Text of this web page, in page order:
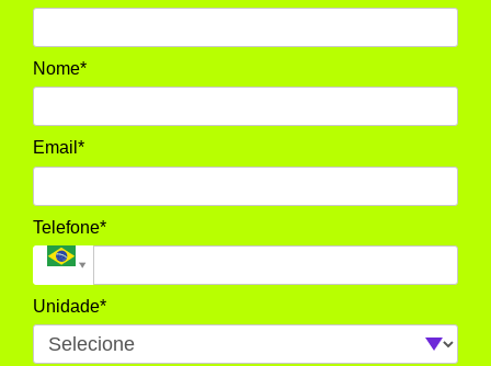
Nome*
Email*
Telefone*
Unidade*